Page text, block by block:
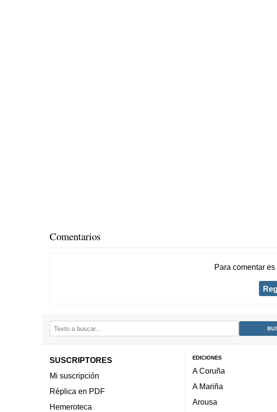
Comentarios
Para comentar
SUSCRIPTORES
Mi suscripción
Réplica en PDF
Hemeroteca
EDICIONES
A Coruña
A Mariña
Arousa